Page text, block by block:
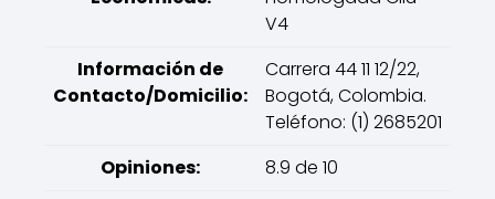
V4
Información de
Contacto/Domicilio:
Carrera 44 11 12/22,
Bogotá, Colombia.
Teléfono: (1) 2685201
Opiniones:
8.9 de 10